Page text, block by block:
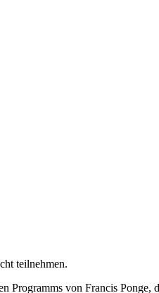
teilnehmen.
von Francis